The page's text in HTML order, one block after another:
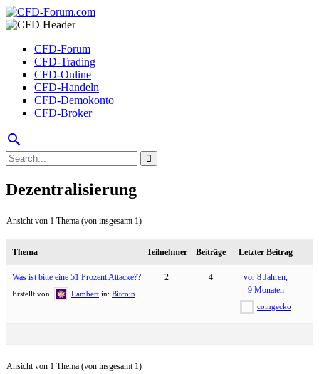
CFD-Forum
CFD-Trading
CFD-Online
CFD-Handeln
CFD-Demokonto
CFD-Broker
search
Dezentralisierung
Ansicht von 1 Thema (von insgesamt 1)
Thema Teilnehmer Beiträge Letzter Beitrag
Was ist bitte eine 51 Prozent Attacke??
Erstellt von: Lambert in: Bitcoin
2 4
vor 8 Jahren,
9 Monaten
coingecko
Ansicht von 1 Thema (von insgesamt 1)